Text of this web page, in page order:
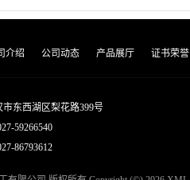
介绍 公司动态 产品展厅 证书荣誉
市东西湖区梨花路399号
59266540
86793612